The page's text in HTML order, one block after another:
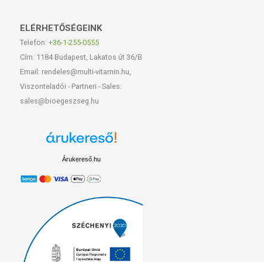
ELÉRHETŐSÉGEINK
Telefon: +36-1-255-0555
Cím: 1184 Budapest, Lakatos út 36/B
Email: rendeles@multi-vitamin.hu,
Viszonteladói - Partneri - Sales:
sales@bioegeszseg.hu
Árukereső.hu